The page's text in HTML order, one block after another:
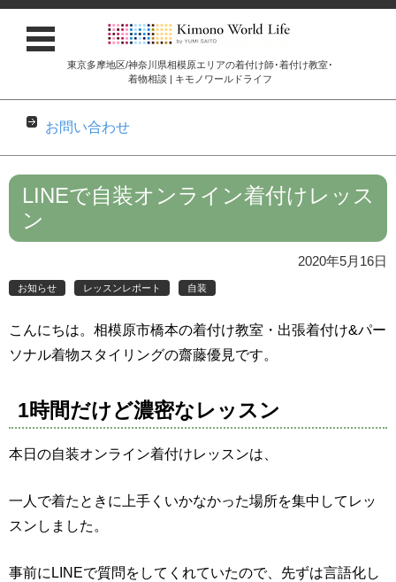
東京多摩地区/神奈川県相模原エリアの着付け師･着付け教室･
着物相談 | キモノワールドライフ
お問い合わせ
コンテンツに移動
LINEで自装オンライン着付けレッス
ン
2020年5月16日
お知らせ レッスンレポート 自装
こんにちは。相模原市橋本の着付け教室・出張着付け&パー
ソナル着物スタイリングの齋藤優見です。
1時間だけど濃密なレッスン
本日の自装オンライン着付けレッスンは、
一人で着たときに上手くいかなかった場所を集中してレッ
スンしました。
事前にLINEで質問をしてくれていたので、先ずは言語化し